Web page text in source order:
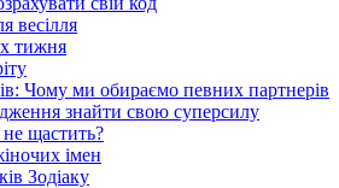
весілля
тижня
Чому ми обираємо певних партнерів
знайти свою суперсилу
щастить?
імен
Зодіаку